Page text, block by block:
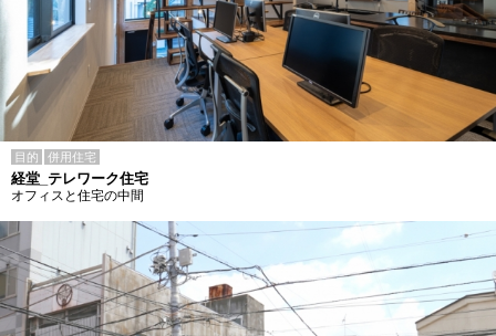
目的 併用住宅
経堂_テレワーク住宅
オフィスと住宅の中間